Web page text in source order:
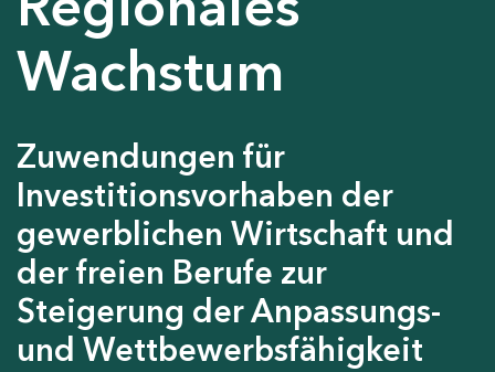
Wachstum
Zuwendungen für
Investitionsvorhaben der
gewerblichen Wirtschaft und
der freien Berufe zur
Steigerung der Anpassungs-
und Wettbewerbsfähigkeit